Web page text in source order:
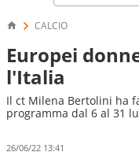
CALCIO
Europei
l'Italia
Il ct Milena Bertolini ha
programma dal 6 al 31
26/06/22 13:41